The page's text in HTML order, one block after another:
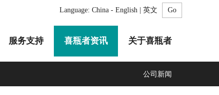
Language: China - English | 英文
服务支持 喜瓶者资讯 关于喜瓶者
公司新闻